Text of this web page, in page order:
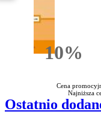
10%
Cena
Najniższa
Ostatnio